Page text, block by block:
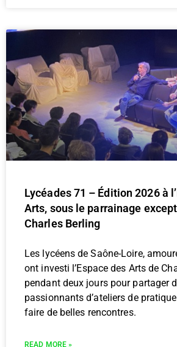
Lycéades 71 – Édition 2026 à
Arts, sous le parrainage
Charles Berling
Les lycéens de Saône-Loire,
ont investi l’Espace des Arts de
pendant deux jours pour partager
passionnants d’ateliers de
faire de belles rencontres.
READ MORE »